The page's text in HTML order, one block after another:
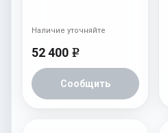
52 400 e
Сообщить
Наличие уточняйте